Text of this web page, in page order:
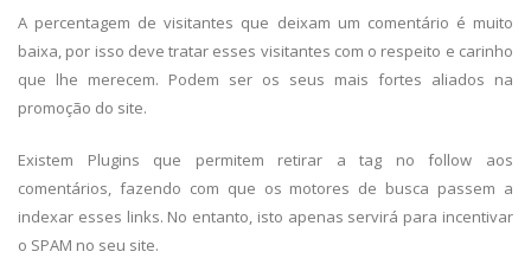
A percentagem de visitantes que deixam um comentário é muito
baixa, por isso deve tratar esses visitantes com o respeito e carinho
que lhe merecem. Podem ser os seus mais fortes aliados na
promoção do site.
Existem Plugins que permitem retirar a tag no follow aos
comentários, fazendo com que os motores de busca passem a
indexar esses links. No entanto, isto apenas servirá para incentivar
o SPAM no seu site.